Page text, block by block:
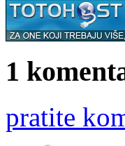
1
pratite